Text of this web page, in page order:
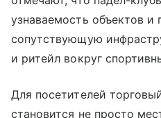
узнаваемость объектов
сопутствующую
и ритейл вокруг
Для посетителей
становится не просто